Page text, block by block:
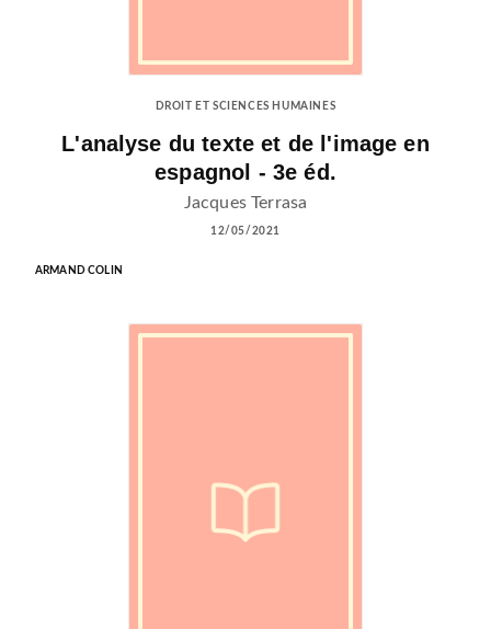
DROIT ET SCIENCES HUMAINES
L'analyse du texte et de l'image en
espagnol - 3e éd.
Jacques Terrasa
12/05/2021
ARMAND COLIN